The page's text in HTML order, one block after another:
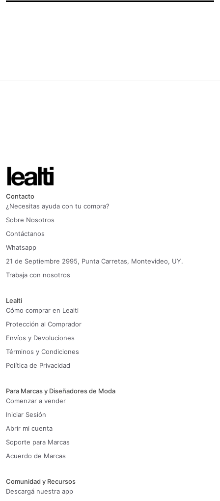
Contacto
¿Necesitas ayuda con tu compra?
Sobre Nosotros
Contáctanos
Whatsapp
21 de Septiembre 2995, Punta Carretas, Montevideo, UY.
Trabaja con nosotros
Lealti
Cómo comprar en Lealti
Protección al Comprador
Envíos y Devoluciones
Términos y Condiciones
Política de Privacidad
Para Marcas y Diseñadores de Moda
Comenzar a vender
Iniciar Sesión
Abrir mi cuenta
Soporte para Marcas
Acuerdo de Marcas
Comunidad y Recursos
Descargá nuestra app